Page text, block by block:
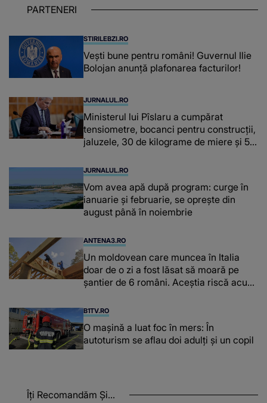
PARTENERI
STIRILEBZI.RO
Vești bune pentru români! Guvernul Ilie
Bolojan anunță plafonarea facturilor!
JURNALUL.RO
Ministerul lui Pîslaru a cumpărat
tensiometre, bocanci pentru construcții,
jaluzele, 30 de kilograme de miere și 50
JURNALUL.RO
Vom avea apă după program: curge în
ianuarie și februarie, se oprește din
august până în noiembrie
ANTENA3.RO
Un moldovean care muncea în Italia
doar de o zi a fost lăsat să moară pe
şantier de 6 români. Aceștia riscă acum
B1TV.RO
O maşină a luat foc în mers: În
autoturism se aflau doi adulți și un copil
Îți Recomandăm Și...